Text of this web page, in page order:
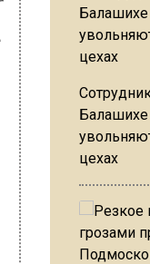
цехах